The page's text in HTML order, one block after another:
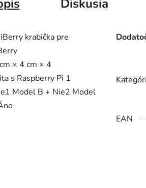
Diskusia
krabička pre
× 4 cm × 4
s Raspberry Pi 1
Model B + Nie2 Model
EAN